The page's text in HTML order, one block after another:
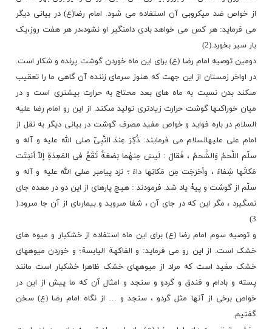
از خواص ‏ ضد میکروبی آن استفاده می ‌شود. امام رضا(ع) در بیانی دیگر
می فرماید: هر کس می خواهد بادی دامنگیر او نشود،در هر هفت روز،یک
بار سیر بخورد.(2)
دومین توصیه امام رضا (ع) برای این ماه خوردن گوشت پرنده و شکار است.
در اواخر زمستان از این جهت که هنوز سرماى زننده آن گاهى ما را تعقیب
مى‏کند بدن نسبت به ماه هاى بعد محتاج به حرارت بیشترى است و در
میان خوراکى‏ها گوشت حرارت زیادترى تولید مى‏کند. از این رو امام رضا علیه
السلام در باره فواید و خواص مفید مصرف گوشت در بیانی دیگر به نقل از
امام على علیه‏السلام می فرمایند: ذُکِرَ عِندَ النَّبِیِّ صلى‏ الله ‏علیه و ‏آله و
سلّم اللَّحمُ وَالشَّحمُ ، فَقالَ : لَیسَ مِنهُما بَضعَةٌ تَقَعُ فِی المَعِدَةِ إلاّ أنبَتَت
مَکانَها شِفاءً ، وأخرَجَت مِن مَکانِها داءً ؛ نزد پیامبر صلى‏ الله ‏علیه و ‏آله و
سلّم از گوشت و پیهْ یاد شد. فرمودند : هیچ پاره‏اى از این دو در معده جاى
نمى‏گیرد ، مگر این که در جاى آن ، شفا مى‏روید و بیمارى‏اى از آن جا مى‏رود.(
3)
و توصیه سوم امام رضا (ع) برای این ماه استفاده از خشکبار و میوه های
خشک است. از این رو می فرماید: و الفاکهة الیابسة؛ و خوردن میوه‏هاى
خشک مفید است که مراد از میوه‏هاى خشک ظاهرا خشکبار است مانند
پسته و بادام و فندق و گردو و سنجد و امثال آن که ما پیش از این در
خواص برخی از آنها مثل گردو ، سنجد و … از نگاه امام رضا (ع) سخن
گفتیم.